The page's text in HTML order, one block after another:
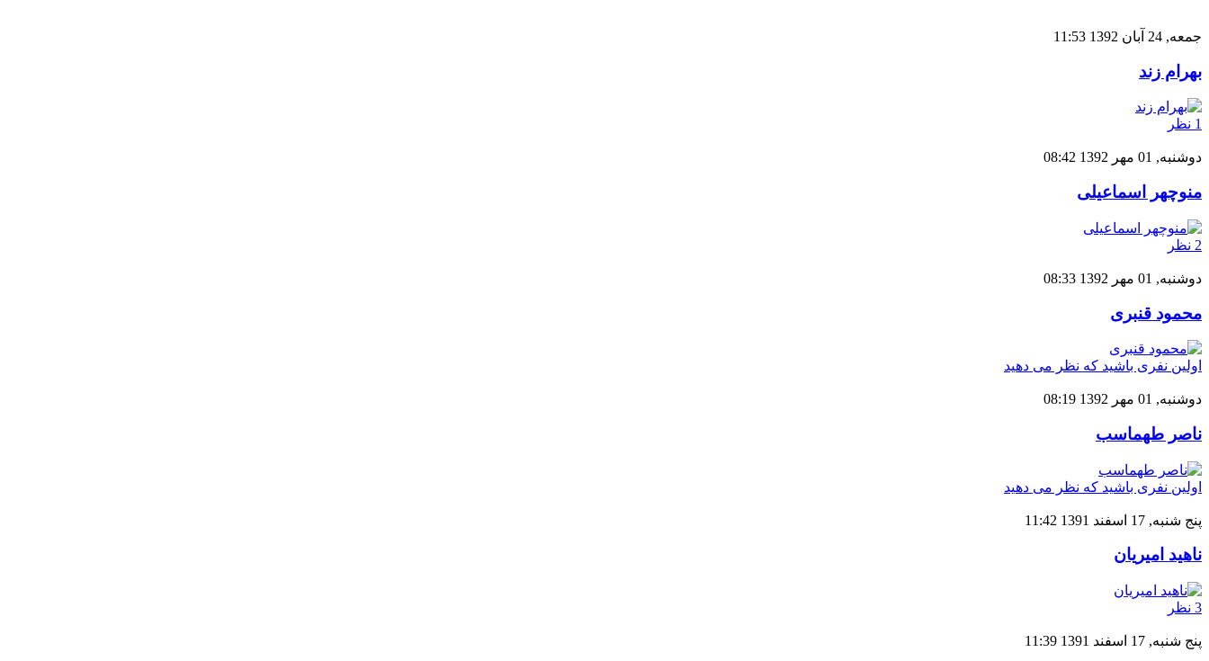
جمعه, 24 آبان 1392 11:53
بهرام زند
1 نظر
دوشنبه, 01 مهر 1392 08:42
منوچهر اسماعیلی
2 نظر
دوشنبه, 01 مهر 1392 08:33
محمود قنبری
اولین نفری باشید که نظر می دهید
دوشنبه, 01 مهر 1392 08:19
ناصر طهماسب
اولین نفری باشید که نظر می دهید
پنج شنبه, 17 اسفند 1391 11:42
ناهید امیریان
3 نظر
پنج شنبه, 17 اسفند 1391 11:39